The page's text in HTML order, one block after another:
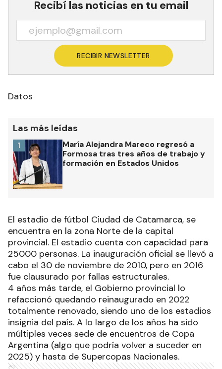
Recibí las noticias en tu email
RECIBIR NEWSLETTER
Datos
Las más leídas
María Alejandra Mareco regresó a
Formosa tras tres años de trabajo y
formación en Estados Unidos
1
El estadio de fútbol Ciudad de Catamarca, se
encuentra en la zona Norte de la capital
provincial. El estadio cuenta con capacidad para
25000 personas. La inauguración oficial se llevó a
cabo el 30 de noviembre de 2010, pero en 2016
fue clausurado por fallas estructurales.
4 años más tarde, el Gobierno provincial lo
refaccionó quedando reinaugurado en 2022
totalmente renovado, siendo uno de los estadios
insignia del país. A lo largo de los años ha sido
múltiples veces sede de encuentros de Copa
Argentina (algo que podría volver a suceder en
2025) y hasta de Supercopas Nacionales.
Ads